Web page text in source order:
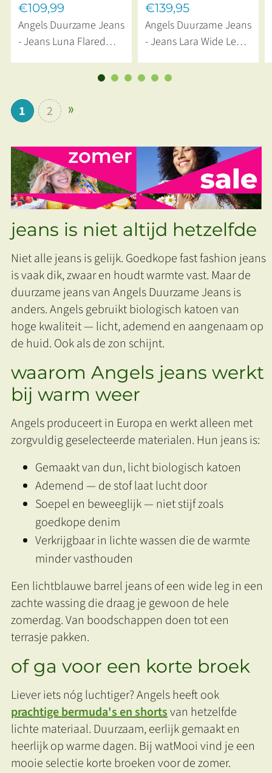
€109,99
Angels Duurzame Jeans
- Jeans Luna Flared
€139,95
Angels Duurzame Jeans
- Jeans Lara Wide Leg
1 2
jeans is niet altijd hetzelfde
Niet alle jeans is gelijk. Goedkope fast fashion jeans
is vaak dik, zwaar en houdt warmte vast. Maar de
duurzame jeans van Angels Duurzame Jeans is
anders. Angels gebruikt biologisch katoen van
hoge kwaliteit — licht, ademend en aangenaam op
de huid. Ook als de zon schijnt.
waarom Angels jeans werkt
bij warm weer
Angels produceert in Europa en werkt alleen met
zorgvuldig geselecteerde materialen. Hun jeans is:
Gemaakt van dun, licht biologisch katoen
Ademend — de stof laat lucht door
Soepel en beweeglijk — niet stijf zoals
goedkope denim
Verkrijgbaar in lichte wassen die de warmte
minder vasthouden
Een lichtblauwe barrel jeans of een wide leg in een
zachte wassing die draag je gewoon de hele
zomerdag. Van boodschappen doen tot een
terrasje pakken.
of ga voor een korte broek
Liever iets nóg luchtiger? Angels heeft ook
prachtige bermuda's en shortsvan hetzelfde
lichte materiaal. Duurzaam, eerlijk gemaakt en
heerlijk op warme dagen. Bij watMooi vind je een
mooie selectie korte broeken voor de zomer.